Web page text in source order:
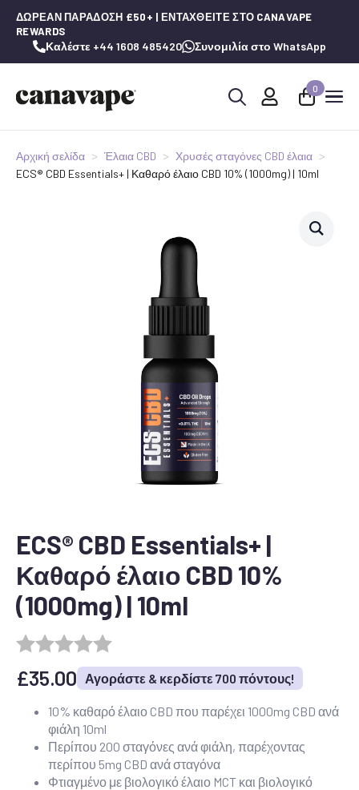
ΔΩΡΕΆΝ ΠΑΡΆΔΟΣΗ £50+ | ΕΝΤΑΧΘΕΊΤΕ ΣΤΟ CANAVAPE
REWARDS
Καλέστε +44 1608 485420 Συνομιλία στο WhatsApp
0
Αρχική σελίδα Έλαια CBD
Χρυσές σταγόνες CBD έλαια
ECS® CBD Essentials+ | Καθαρό έλαιο CBD 10% (1000mg) | 10ml
ECS® CBD Essentials+ |
Καθαρό έλαιο CBD 10%
(1000mg) | 10ml
£35.00 Αγοράστε & κερδίστε 700 πόντους!
10% καθαρό έλαιο CBD που παρέχει 1000mg CBD ανά
φιάλη 10ml
Περίπου 200 σταγόνες ανά φιάλη, παρέχοντας
περίπου 5mg CBD ανά σταγόνα
Φτιαγμένο με βιολογικό έλαιο MCT και βιολογικό